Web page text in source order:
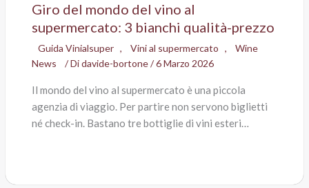
Giro del mondo del vino al
supermercato: 3 bianchi qualità-prezzo
Guida Vinialsuper , Vini al supermercato ,
Wine
News
/ Didavide-bortone/6 Marzo 2026
Il mondo del vino al supermercato è una piccola
agenzia di viaggio. Per partire non servono biglietti
né check-in. Bastano tre bottiglie di vini esteri…